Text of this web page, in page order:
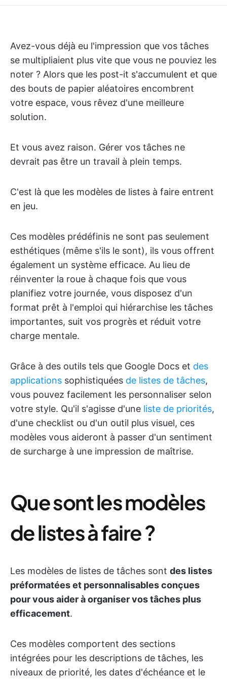
Avez-vous déjà eu l'impression que vos tâches
se multipliaient plus vite que vous ne pouviez les
noter ? Alors que les post-it s'accumulent et que
des bouts de papier aléatoires encombrent
votre espace, vous rêvez d'une meilleure
solution.
Et vous avez raison. Gérer vos tâches ne
devrait pas être un travail à plein temps.
C'est là que les modèles de listes à faire entrent
en jeu.
Ces modèles prédéfinis ne sont pas seulement
esthétiques (même s'ils le sont), ils vous offrent
également un système efficace. Au lieu de
réinventer la roue à chaque fois que vous
planifiez votre journée, vous disposez d'un
format prêt à l'emploi qui hiérarchise les tâches
importantes, suit vos progrès et réduit votre
charge mentale.
Grâce à des outils tels que Google Docs et des
applications sophistiquées de listes de tâches,
vous pouvez facilement les personnaliser selon
votre style. Qu'il s'agisse d'une liste de priorités,
d'une checklist ou d'un outil plus visuel, ces
modèles vous aideront à passer d'un sentiment
de surcharge à une impression de maîtrise.
Que sont les modèles
de listes à faire ?
Les modèles de listes de tâches sont des listes
préformatées et personnalisables conçues
pour vous aider à organiser vos tâches plus
efficacement.
Ces modèles comportent des sections
intégrées pour les descriptions de tâches, les
niveaux de priorité, les dates d'échéance et le